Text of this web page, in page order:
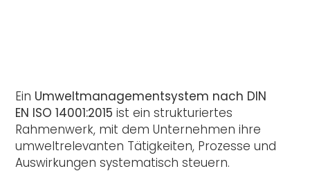
Ein Umweltmanagementsystem nach DIN
EN ISO 14001:2015 ist ein strukturiertes
Rahmenwerk, mit dem Unternehmen ihre
umweltrelevanten Tätigkeiten, Prozesse und
Auswirkungen systematisch steuern.